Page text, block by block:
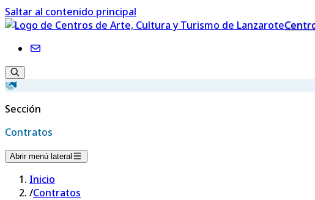
Saltar al contenido principal
Sección
Contratos
Abrir menú lateral
Inicio
/Contratos